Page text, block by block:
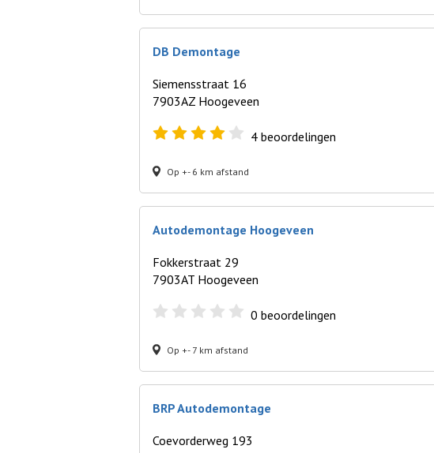
DB Demontage
Siemensstraat 16
7903AZ Hoogeveen
4 beoordelingen
Op +- 6 km afstand
Autodemontage Hoogeveen
Fokkerstraat 29
7903AT Hoogeveen
0 beoordelingen
Op +- 7 km afstand
BRP Autodemontage
Coevorderweg 193